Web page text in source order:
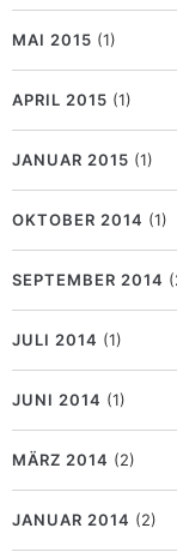
MAI 2015 (1)
APRIL 2015 (1)
JANUAR 2015 (1)
OKTOBER 2014 (1)
SEPTEMBER 2014
JULI 2014 (1)
JUNI 2014 (1)
MÄRZ 2014 (2)
JANUAR 2014 (2)